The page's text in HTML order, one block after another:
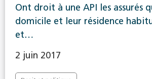
Ont droit à une API les assurés
domicile et leur résidence
et…
2 juin 2017